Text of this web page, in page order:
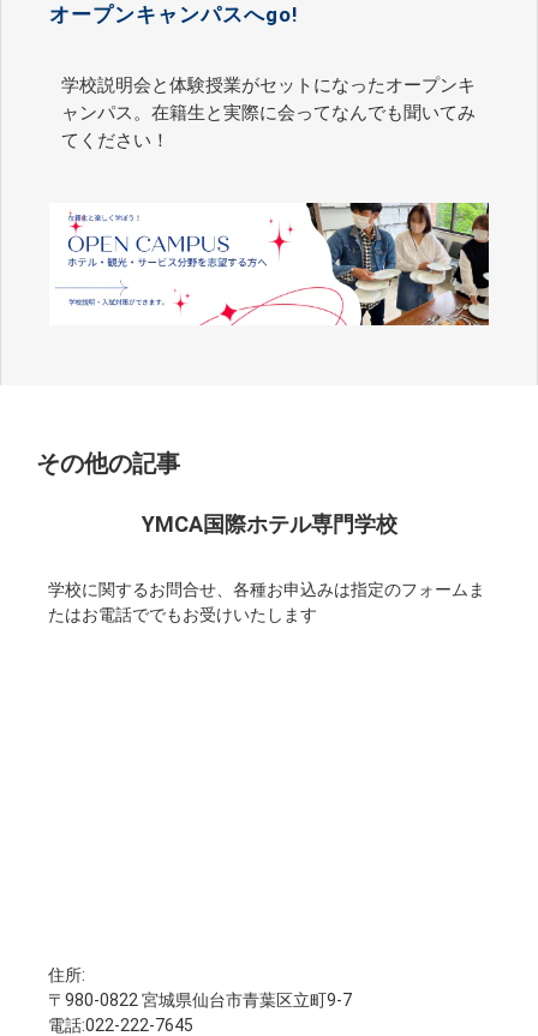
オープンキャンパスへgo!
学校説明会と体験授業がセットになったオープンキ
ャンパス。在籍生と実際に会ってなんでも聞いてみ
てください！
その他の記事
YMCA国際ホテル専門学校
学校に関するお問合せ、各種お申込みは指定のフォームま
たはお電話ででもお受けいたします
住所:
〒980-0822 宮城県仙台市青葉区立町9-7
電話:022-222-7645